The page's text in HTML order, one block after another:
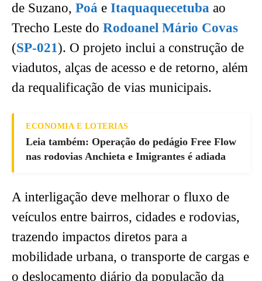
de Suzano, Poá e Itaquaquecetuba ao
Trecho Leste do Rodoanel Mário Covas
(SP-021). O projeto inclui a construção de
viadutos, alças de acesso e de retorno, além
da requalificação de vias municipais.
ECONOMIA E LOTERIAS
Leia também: Operação do pedágio Free Flow
nas rodovias Anchieta e Imigrantes é adiada
A interligação deve melhorar o fluxo de
veículos entre bairros, cidades e rodovias,
trazendo impactos diretos para a
mobilidade urbana, o transporte de cargas e
o deslocamento diário da população da